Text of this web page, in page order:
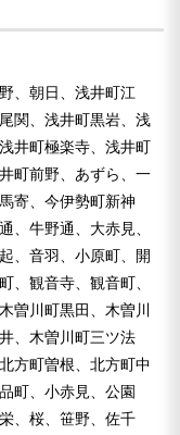
、朝日、浅井町江
関、浅井町黒岩、浅
井町極楽寺、浅井町
町前野、あずら、一
寄、今伊勢町新神
、牛野通、大赤見、
、音羽、小原町、開
、観音寺、観音町、
曽川町黒田、木曽川
、木曽川町三ツ法
方町曽根、北方町中
町、小赤見、公園
、桜、笹野、佐千